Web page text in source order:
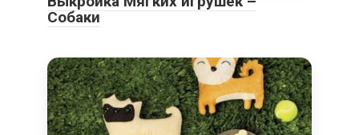
Собаки